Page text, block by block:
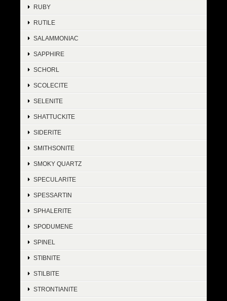
RUBY
RUTILE
SALAMMONIAC
SAPPHIRE
SCHORL
SCOLECITE
SELENITE
SHATTUCKITE
SIDERITE
SMITHSONITE
SMOKY QUARTZ
SPECULARITE
SPESSARTIN
SPHALERITE
SPODUMENE
SPINEL
STIBNITE
STILBITE
STRONTIANITE